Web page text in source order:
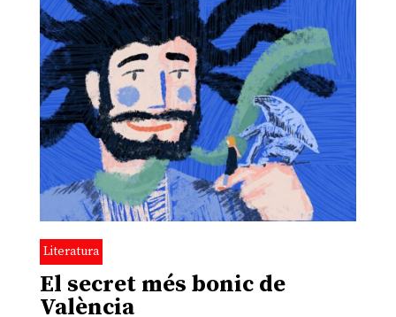
Literatura
El secret més bonic de
València